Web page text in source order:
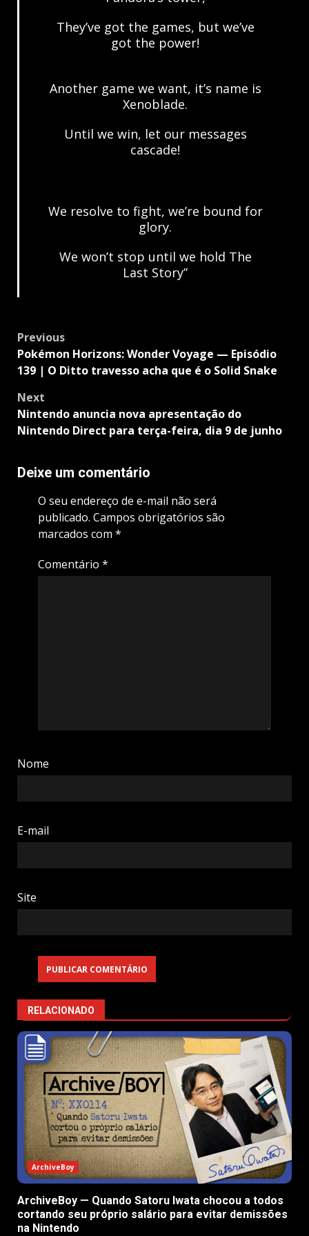
They’ve got the games, but we’ve
got the power!
Another game we want, it’s name is
Xenoblade.
Until we win, let our messages
cascade!
We resolve to fight, we’re bound for
glory.
We won’t stop until we hold The
Last Story”
Post
navigation
Previous
Pokémon Horizons: Wonder Voyage — Episódio
139 | O Ditto travesso acha que é o Solid Snake
Next
Nintendo anuncia nova apresentação do
Nintendo Direct para terça-feira, dia 9 de junho
Deixe um comentário
O seu endereço de e-mail não será
publicado. Campos obrigatórios são
marcados com *
Comentário *
Nome
E-mail
Site
RELACIONADO
ArchiveBoy
ArchiveBoy — Quando Satoru Iwata chocou a todos
cortando seu próprio salário para evitar demissões
na Nintendo